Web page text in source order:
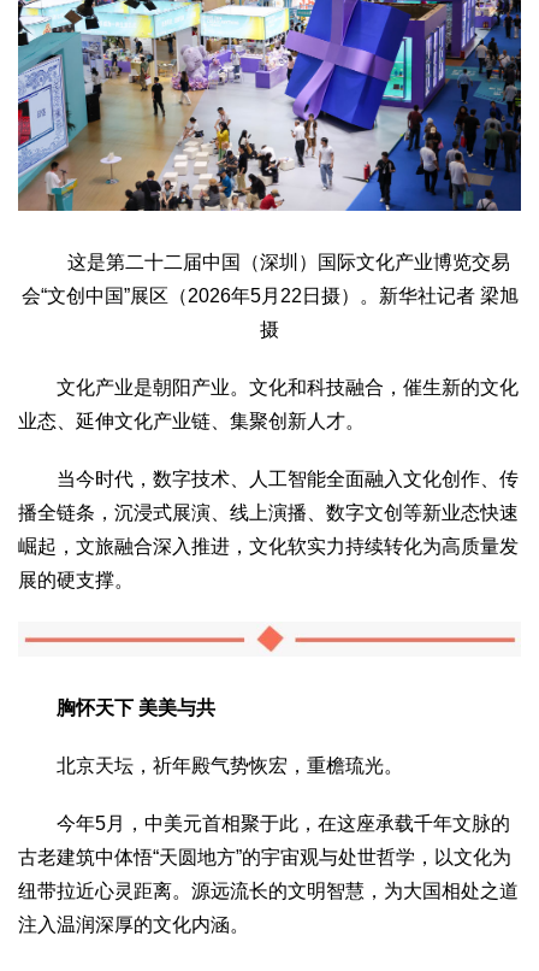
这是第二十二届中国（深圳）国际文化产业博览交易
会“文创中国”展区（2026年5月22日摄）。新华社记者 梁旭
摄
文化产业是朝阳产业。文化和科技融合，催生新的文化
业态、延伸文化产业链、集聚创新人才。
当今时代，数字技术、人工智能全面融入文化创作、传
播全链条，沉浸式展演、线上演播、数字文创等新业态快速
崛起，文旅融合深入推进，文化软实力持续转化为高质量发
展的硬支撑。
胸怀天下 美美与共
北京天坛，祈年殿气势恢宏，重檐琉光。
今年5月，中美元首相聚于此，在这座承载千年文脉的
古老建筑中体悟“天圆地方”的宇宙观与处世哲学，以文化为
纽带拉近心灵距离。源远流长的文明智慧，为大国相处之道
注入温润深厚的文化内涵。